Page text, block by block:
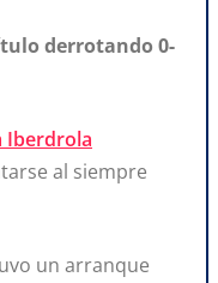
derrotando 0-
Iberdrola
al siempre
un arranque